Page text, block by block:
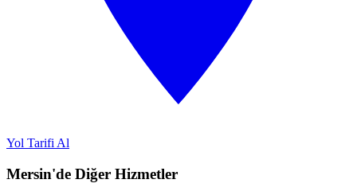
Yol Tarifi Al
Mersin'de Diğer Hizmetler